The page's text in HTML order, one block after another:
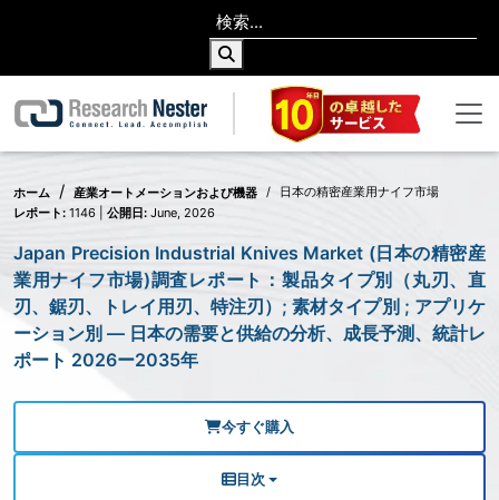
ホーム 産業オートメーションおよび機器
日本の精密産業用ナイフ市場
レポート: 1146 | 公開日: June, 2026
Japan Precision Industrial Knives Market (日本の精密産
業用ナイフ市場)調査レポート：製品タイプ別（丸刃、直
刃、鋸刃、トレイ用刃、特注刃）; 素材タイプ別 ; アプリケ
ーション別 — 日本の需要と供給の分析、成長予測、統計レ
ポート 2026ー2035年
今すぐ購入
目次